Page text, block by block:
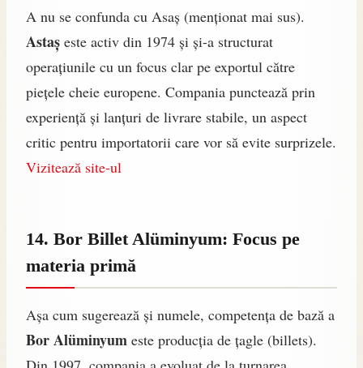
A nu se confunda cu Asaş (menționat mai sus).
Astaş este activ din 1974 și și-a structurat
operațiunile cu un focus clar pe exportul către
piețele cheie europene. Compania punctează prin
experiență și lanțuri de livrare stabile, un aspect
critic pentru importatorii care vor să evite surprizele.
Vizitează site-ul
14. Bor Billet Alüminyum: Focus pe
materia primă
Așa cum sugerează și numele, competența de bază a
Bor Alüminyum este producția de țagle (billets).